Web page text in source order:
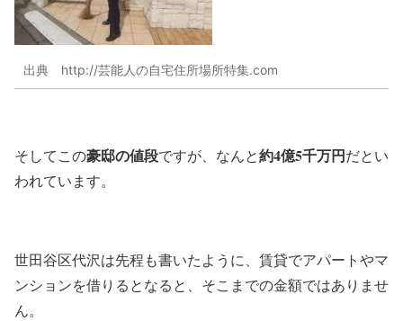
出典 http://芸能人の自宅住所場所特集.com
そしてこの豪邸の値段ですが、なんと約4億5千万円だとい
われています。
世田谷区代沢は先程も書いたように、賃貸でアパートやマ
ンションを借りるとなると、そこまでの金額ではありませ
ん。